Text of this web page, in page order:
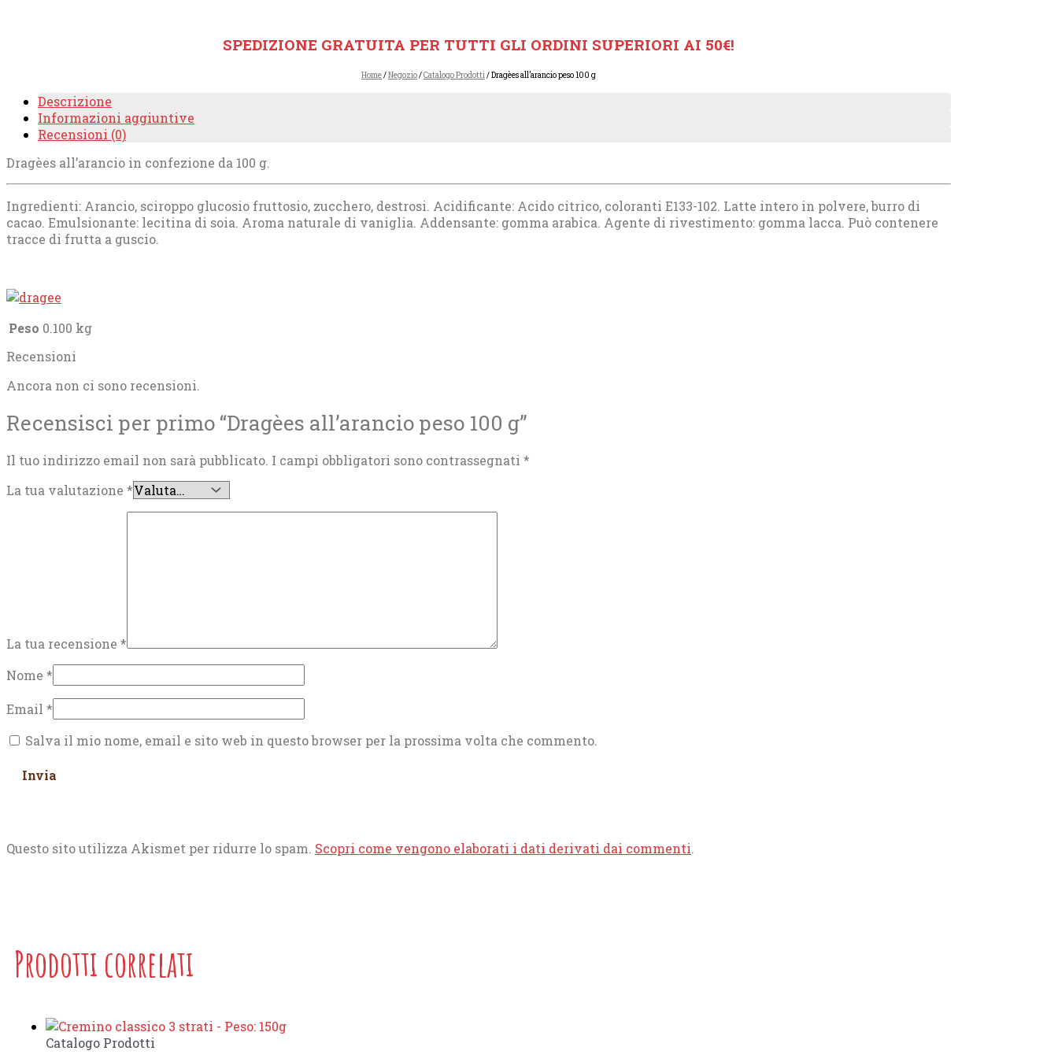
SPEDIZIONE GRATUITA PER TUTTI GLI ORDINI SUPERIORI AI 50€!
Home/Negozio/Catalogo Prodotti/ Dragèes all’arancio peso 100 g
Descrizione
Informazioni aggiuntive
Recensioni (0)
Dragèes all’arancio in confezione da 100 g.
Ingredienti: Arancio, sciroppo glucosio fruttosio, zucchero, destrosi. Acidificante: Acido citrico, coloranti E133-102. Latte intero in polvere, burro di
cacao. Emulsionante: lecitina di soia. Aroma naturale di vaniglia. Addensante: gomma arabica. Agente di rivestimento: gomma lacca. Può contenere
tracce di frutta a guscio.
Peso 0.100 kg
Recensioni
Ancora non ci sono recensioni.
Recensisci per primo “Dragèes all’arancio peso 100 g”
Il tuo indirizzo email non sarà pubblicato. I campi obbligatori sono contrassegnati *
La tua valutazione *
La tua recensione *
Nome *
Email *
Salva il mio nome, email e sito web in questo browser per la prossima volta che commento.
Questo sito utilizza Akismet per ridurre lo spam. Scopri come vengono elaborati i dati derivati dai commenti.
Prodotti correlati
Catalogo Prodotti